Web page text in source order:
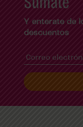
Y enterate de
descuentos